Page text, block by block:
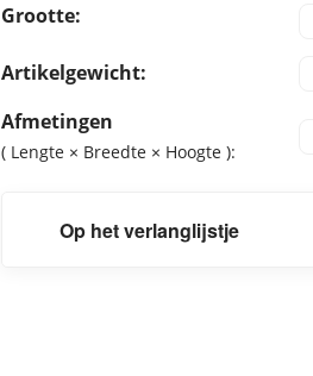
Grootte:
Artikelgewicht:
Afmetingen
( Lengte × Breedte × Hoogte ):
Op het verlanglijstje